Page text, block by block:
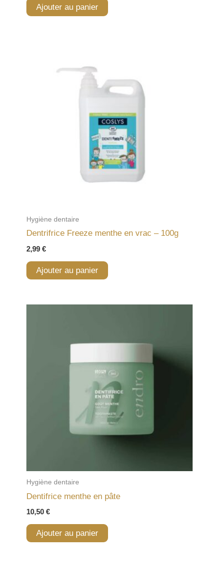
Ajouter au panier
Hygiène dentaire
Dentrifrice Freeze menthe en vrac – 100g
2,99 €
Ajouter au panier
Hygiène dentaire
Dentifrice menthe en pâte
10,50 €
Ajouter au panier